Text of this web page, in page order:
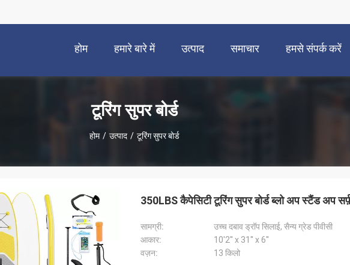
होम हमारे बारे में उत्पाद समाचार हमसे संपर्क करें
टूरिंग सुपर बोर्ड
होम / उत्पाद / टूरिंग सुपर बोर्ड
350LBS कैपेसिटी टूरिंग सुपर बोर्ड ब्लो अप स्टैंड अप
सामग्री:
उच्च दबाव ड्रॉप सिलाई, सैन्य ग्रेड पीवीसी
आकार:
10'2'' x 31'' x 6''
वज़न:
13 किलो